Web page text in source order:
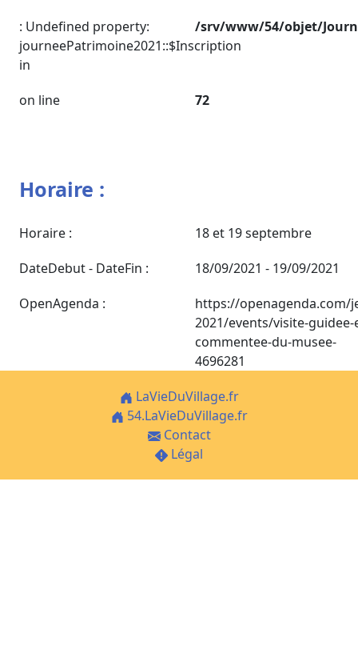
: Undefined property:
journeePatrimoine2021::$Inscription
in
/srv/www/54/objet/
on line 72
Horaire :
Horaire :
18 et 19 septembre
DateDebut - DateFin :
18/09/2021 - 19/09/2021
OpenAgenda :
https://openagenda.com/
2021/events/visite-guidee-
commentee-du-musee-
4696281
LaVieDuVillage.fr
54.LaVieDuVillage.fr
Contact
Légal